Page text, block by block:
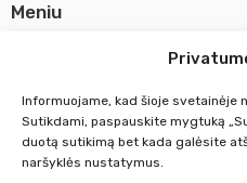
Informuojame, kad šioje svetainėje
Sutikdami, paspauskite mygtuką
duotą sutikimą bet kada galėsite
naršyklės nustatymus.
Meniu
Susisiekti su mumis